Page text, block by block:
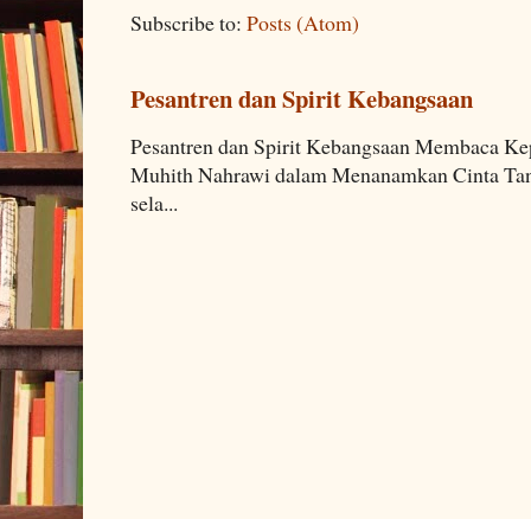
Subscribe to: Posts (Atom)
Pesantren dan Spirit Kebangsaan
Pesantren dan Spirit Kebangsaan Membaca
Muhith Nahrawi dalam Menanamkan Cinta
sela...